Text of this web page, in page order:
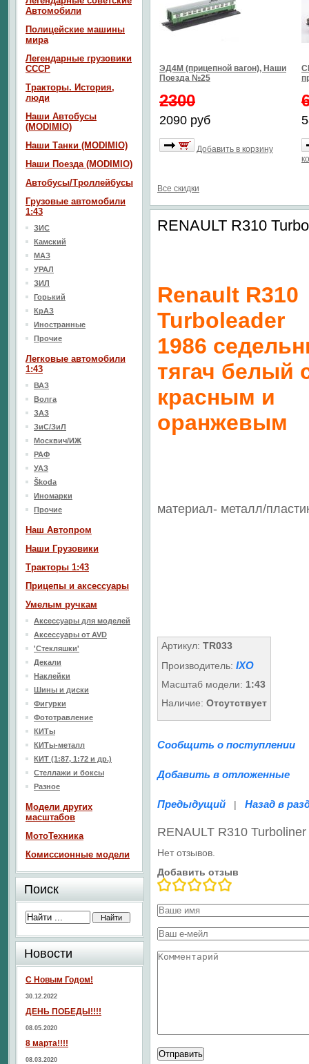
ЭД4М (прицепной вагон), Наши
Поезда №25
2300
2090 руб
Добавить в корзину
Все скидки
RENAULT R310
Renault R310
Turboleader
1986
тягач белый
красным и
оранжевым
материал- металл/
Артикул: TR033
Производитель: IXO
Масштаб модели: 1:43
Наличие: Отсутствует
Сообщить о поступлении
Добавить в отложенные
Предыдущий | Назад в
RENAULT R310
Нет отзывов.
Добавить отзыв
Автомобили
Полицейские машины
мира
Легендарные грузовики
СССР
Тракторы. История,
люди
Наши Автобусы
(MODIMIO)
Наши Танки (MODIMIO)
Наши Поезда (MODIMIO)
Автобусы/Троллейбусы
Грузовые автомобили
1:43
ЗИС
Камский
МАЗ
УРАЛ
ЗИЛ
Горький
КрАЗ
Иностранные
Прочие
Легковые автомобили
1:43
ВАЗ
Волга
ЗАЗ
ЗиС/ЗиЛ
Москвич/ИЖ
РАФ
УАЗ
Škoda
Иномарки
Прочие
Наш Aвтопром
Наши Грузовики
Тракторы 1:43
Прицепы и аксессуары
Умелым ручкам
Аксессуары для моделей
Аксессуары от AVD
'Стекляшки'
Декали
Наклейки
Шины и диски
Фигурки
Фототравление
КИТы
КИТы-металл
КИТ (1:87, 1:72 и др.)
Стеллажи и боксы
Разное
Модели других
масштабов
МотоТехника
Комиссионные модели
Поиск
Новости
С Новым Годом!
30.12.2022
ДЕНЬ ПОБЕДЫ!!!!
08.05.2020
8 марта!!!!
08.03.2020